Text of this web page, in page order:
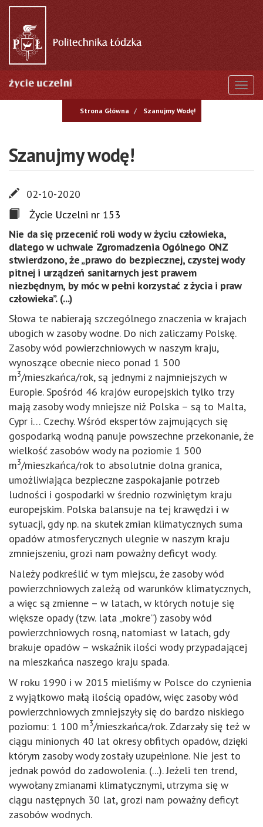
Przejdź
treści
Strona Główna Szanujmy Wodę!
Szanujmy wodę!
02-10-2020
Życie Uczelni nr 153
Nie da się przecenić roli wody w życiu człowieka,
dlatego w uchwale Zgromadzenia Ogólnego ONZ
stwierdzono, że „prawo do bezpiecznej, czystej wody
pitnej i urządzeń sanitarnych jest prawem
niezbędnym, by móc w pełni korzystać z życia i praw
człowieka”. (...)
Słowa te nabierają szczególnego znaczenia w krajach
ubogich w zasoby wodne. Do nich zaliczamy Polskę.
Zasoby wód powierzchniowych w naszym kraju,
wynoszące obecnie nieco ponad 1 500
m3/mieszkańca/rok, są jednymi z najmniejszych w
Europie. Spośród 46 krajów europejskich tylko trzy
mają zasoby wody mniejsze niż Polska – są to Malta,
Cypr i… Czechy. Wśród ekspertów zajmujących się
gospodarką wodną panuje powszechne przekonanie, że
wielkość zasobów wody na poziomie 1 500
m3/mieszkańca/rok to absolutnie dolna granica,
umożliwiająca bezpieczne zaspokajanie potrzeb
ludności i gospodarki w średnio rozwiniętym kraju
europejskim. Polska balansuje na tej krawędzi i w
sytuacji, gdy np. na skutek zmian klimatycznych suma
opadów atmosferycznych ulegnie w naszym kraju
zmniejszeniu, grozi nam poważny deficyt wody.
Należy podkreślić w tym miejscu, że zasoby wód
powierzchniowych zależą od warunków klimatycznych,
a więc są zmienne – w latach, w których notuje się
większe opady (tzw. lata „mokre”) zasoby wód
powierzchniowych rosną, natomiast w latach, gdy
brakuje opadów – wskaźnik ilości wody przypadającej
na mieszkańca naszego kraju spada.
W roku 1990 i w 2015 mieliśmy w Polsce do czynienia
z wyjątkowo małą ilością opadów, więc zasoby wód
powierzchniowych zmniejszyły się do bardzo niskiego
poziomu: 1 100 m3/mieszkańca/rok. Zdarzały się też w
ciągu minionych 40 lat okresy obfitych opadów, dzięki
którym zasoby wody zostały uzupełnione. Nie jest to
jednak powód do zadowolenia. (...). Jeżeli ten trend,
wywołany zmianami klimatycznymi, utrzyma się w
ciągu następnych 30 lat, grozi nam poważny deficyt
zasobów wodnych.